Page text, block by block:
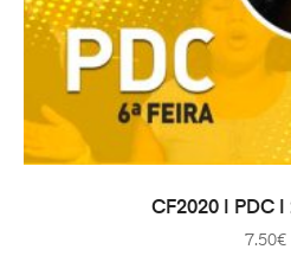
CF2020 | PDC
7.50€